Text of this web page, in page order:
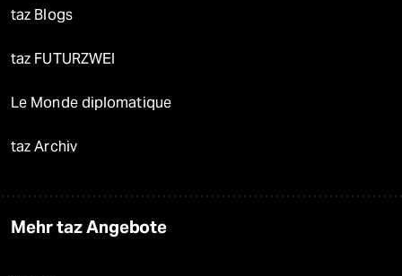
taz Blogs
taz FUTURZWEI
Le Monde diplomatique
taz Archiv
Mehr taz Angebote